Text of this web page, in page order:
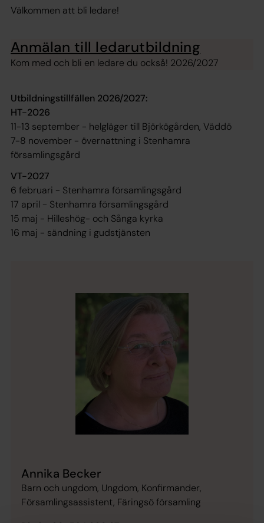
Välkommen att bli ledare!
Anmälan till ledarutbildning
Kom med och bli en ledare du också! 2026/2027
Utbildningstillfällen 2026/2027:
HT-2026
11-13 september - helgläger till Björkögården, Väddö
7-8 november - övernattning i Stenhamra
församlingsgård
VT-2027
6 februari - Stenhamra församlingsgård
17 april - Stenhamra församlingsgård
15 maj - Hilleshög- och Sånga kyrka
16 maj - sändning i gudstjänsten
Annika Becker
Barn och ungdom, Ungdom, Konfirmander,
Församlingsassistent, Färingsö församling